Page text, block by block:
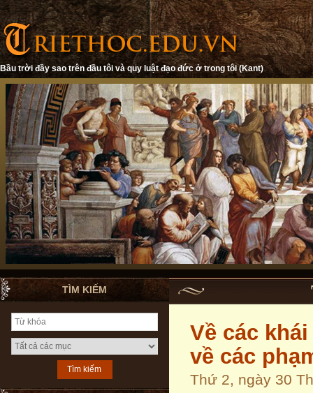
Bầu trời đầy sao trên đầu tôi và quy luật đạo đức ở trong tôi (Kant)
TÌM KIẾM
Về các
về các
Thứ 2, ngày 30